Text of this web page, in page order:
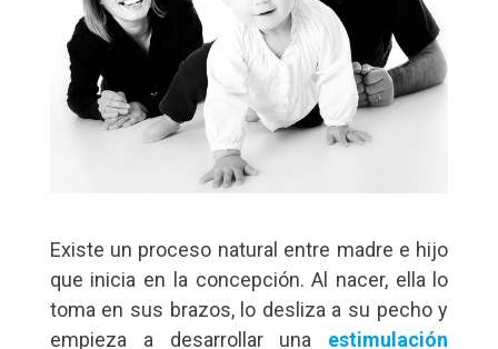
Existe un proceso natural entre madre e hijo
que inicia en la concepción. Al nacer, ella lo
toma en sus brazos, lo desliza a su pecho y
empieza a desarrollar una estimulación